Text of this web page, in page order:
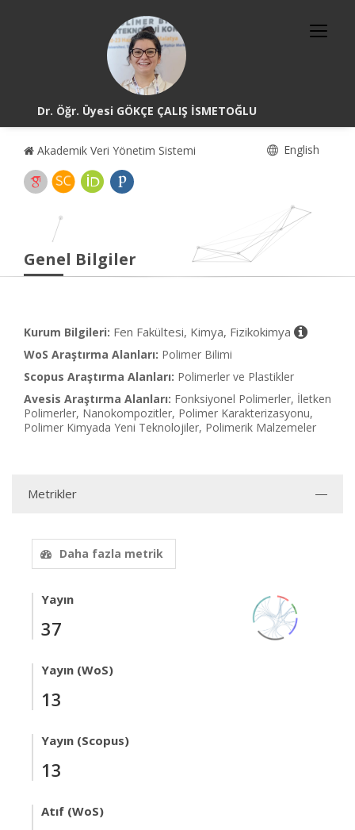
Dr. Öğr. Üyesi GÖKÇE ÇALIŞ İSMETOĞLU
Akademik Veri Yönetim Sistemi English
Genel Bilgiler
Kurum Bilgileri: Fen Fakültesi, Kimya, Fizikokimya
WoS Araştırma Alanları: Polimer Bilimi
Scopus Araştırma Alanları: Polimerler ve Plastikler
Avesis Araştırma Alanları: Fonksiyonel Polimerler, İletken
Polimerler, Nanokompozitler, Polimer Karakterizasyonu,
Polimer Kimyada Yeni Teknolojiler, Polimerik Malzemeler
Metrikler
Daha fazla metrik
Yayın
37
Yayın (WoS)
13
Yayın (Scopus)
13
Atıf (WoS)